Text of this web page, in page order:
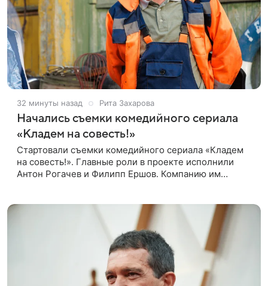
32 минуты назад Рита Захарова
Начались съемки комедийного сериала
«Кладем на совесть!»
Стартовали съемки комедийного сериала «Кладем
на совесть!». Главные роли в проекте исполнили
Антон Рогачев и Филипп Ершов. Компанию им